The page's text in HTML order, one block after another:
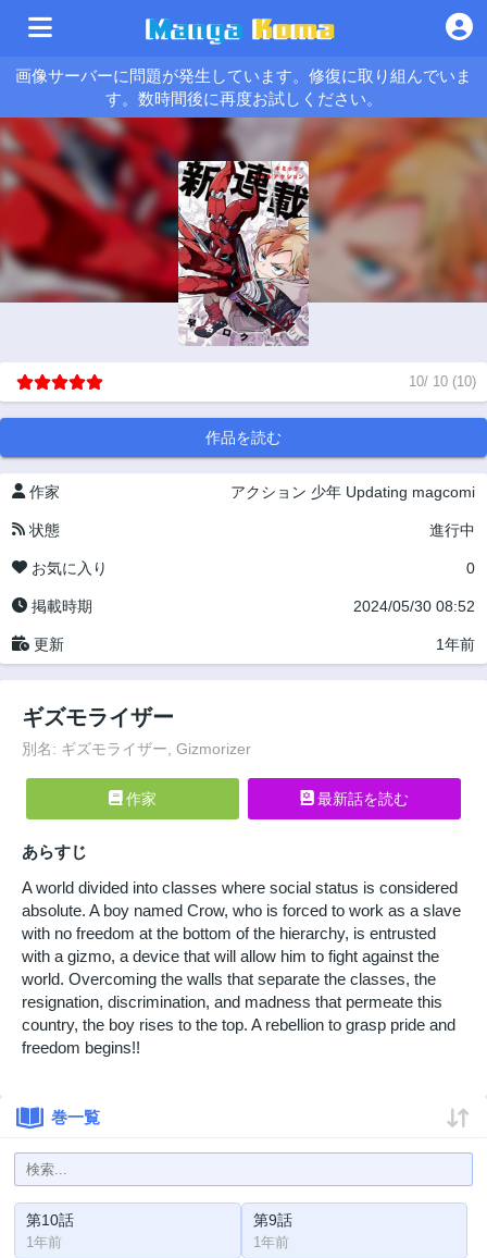
画像サーバーに問題が発生しています。修復に取り組んでいま
す。数時間後に再度お試しください。
10/ 10 (10)
作品を読む
作家 アクション 少年 Updating magcomi
状態 進行中
お気に入り 0
掲載時期 2024/05/30 08:52
更新 1年前
ギズモライザー
別名: ギズモライザー, Gizmorizer
作家 最新話を読む
あらすじ
A world divided into classes where social status is considered
absolute. A boy named Crow, who is forced to work as a slave
with no freedom at the bottom of the hierarchy, is entrusted
with a gizmo, a device that will allow him to fight against the
world. Overcoming the walls that separate the classes, the
resignation, discrimination, and madness that permeate this
country, the boy rises to the top. A rebellion to grasp pride and
freedom begins!!
巻一覧
第10話
1年前
第9話
1年前